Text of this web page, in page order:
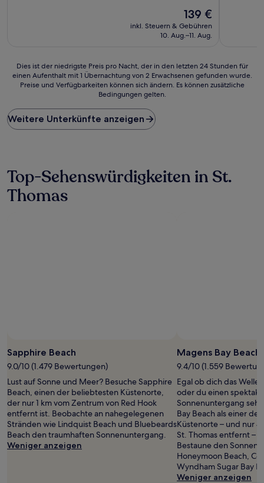
Der
Preis
beträgt
139 €
inkl. Steuern & Gebühren
10. Aug.–11. Aug.
Dies
ist
Preis
pro
Nacht,
letzten
24 Stunden
für
einen
Es
können
zusätzliche
Bedingungen
gelten.
Dies ist der niedrigste Preis pro Nacht, der in den letzten 24 Stunden für
einen Aufenthalt mit 1 Übernachtung von 2 Erwachsenen gefunden wurde.
Preise und Verfügbarkeiten können sich ändern. Es können zusätzliche
Bedingungen gelten.
Weitere Unterkünfte anzeigen
Top-Sehenswürdigkeiten in St.
Thomas
Sapphire Beach
9.0/10 (1.479 Bewertungen)
Lust auf Sonne und Meer? Besuche Sapphire
Beach, einen der beliebtesten Küstenorte,
der nur 1 km vom Zentrum von Red Hook
entfernt ist. Beobachte an nahegelegenen
Stränden wie Lindquist Beach und Bluebeards
Beach den traumhaften Sonnenuntergang.
Weniger anzeigen
Magens Bay Beach
9.4/10 (1.559
Egal ob dich das
oder du einen
Sonnenuntergang
Bay Beach als einer
Küstenorte – und nur
St. Thomas entfernt –
Bestaune den
Honeymoon Beach,
Wyndham Sugar Bay
Weniger anzeigen